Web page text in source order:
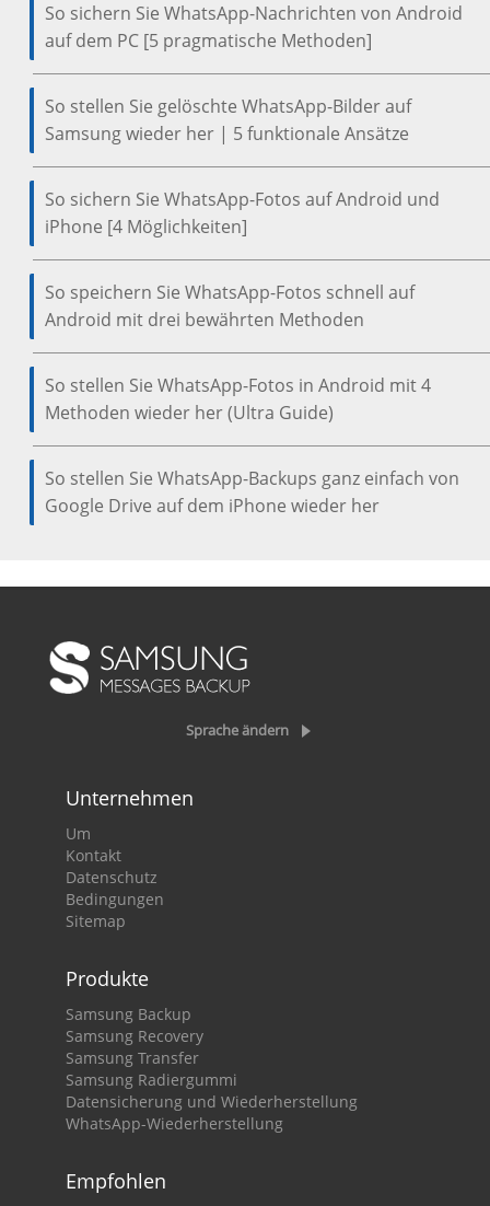
So sichern Sie WhatsApp-Nachrichten von Android
auf dem PC [5 pragmatische Methoden]
So stellen Sie gelöschte WhatsApp-Bilder auf
Samsung wieder her | 5 funktionale Ansätze
So sichern Sie WhatsApp-Fotos auf Android und
iPhone [4 Möglichkeiten]
So speichern Sie WhatsApp-Fotos schnell auf
Android mit drei bewährten Methoden
So stellen Sie WhatsApp-Fotos in Android mit 4
Methoden wieder her (Ultra Guide)
So stellen Sie WhatsApp-Backups ganz einfach von
Google Drive auf dem iPhone wieder her
Sprache ändern
Unternehmen
Um
Kontakt
Datenschutz
Bedingungen
Sitemap
Produkte
Samsung Backup
Samsung Recovery
Samsung Transfer
Samsung Radiergummi
Datensicherung und Wiederherstellung
WhatsApp-Wiederherstellung
Empfohlen